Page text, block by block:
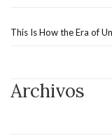
This Is How the Era of
Archivos